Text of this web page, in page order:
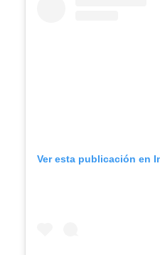
Ver esta publicación en